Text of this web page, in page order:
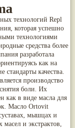
технологий Repl
которая успешно
технологиями
средства более
разработала
как на
качества.
производство
боли. Их
как в виде масла для
Масло Ortovit
мышцах и
и экстрактов,